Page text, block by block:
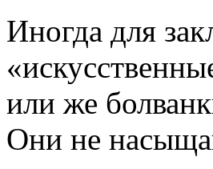
Иногда для
или же
Они не